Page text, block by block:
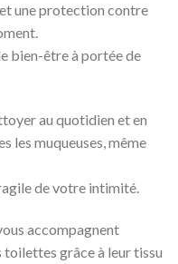
une protection contre
bien-être à portée de
au quotidien et en
les muqueuses, même
de votre intimité.
accompagnent
grâce à leur tissu